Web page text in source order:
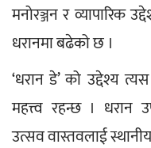
मनोरञ्जन र व्यापारिक
धरानमा बढेको छ ।
‘धरान डे’ को उद्देश्य
महत्त्व रहन्छ । धरान
उत्सव वास्तवलाई